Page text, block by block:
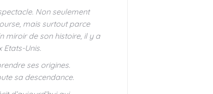
Non seulement
mais surtout parce
miroir de son histoire, il y a
Unis.
ses origines.
sa descendance.